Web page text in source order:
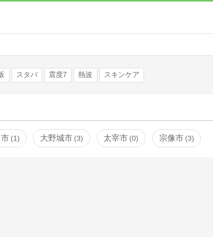
スタバ 震度7 熱波 スキンケア
1 大野城市 3 太宰市 0 宗像市 3